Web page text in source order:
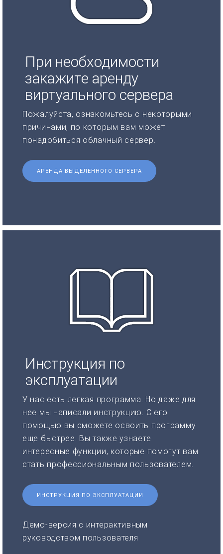
При необходимости
закажите аренду
виртуального сервера
Пожалуйста, ознакомьтесь с некоторыми
причинами, по которым вам может
понадобиться облачный сервер.
АРЕНДА ВЫДЕЛЕННОГО СЕРВЕРА
Инструкция по
эксплуатации
У нас есть легкая программа. Но даже для
нее мы написали инструкцию. С его
помощью вы сможете освоить программу
еще быстрее. Вы также узнаете
интересные функции, которые помогут вам
стать профессиональным пользователем.
ИНСТРУКЦИЯ ПО ЭКСПЛУАТАЦИИ
Демо-версия с интерактивным
руководством пользователя